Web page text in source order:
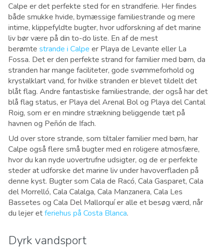
Calpe er det perfekte sted for en strandferie. Her findes
både smukke hvide, bymæssige familiestrande og mere
intime, klippefyldte bugter, hvor udforskning af det marine
liv bør være på din to-do liste. En af de mest
berømte strande i Calpe er Playa de Levante eller La
Fossa. Det er den perfekte strand for familier med børn, da
stranden har mange faciliteter, gode svømmeforhold og
krystalklart vand, for hvilke stranden er blevet tildelt det
blåt flag. Andre fantastiske familiestrande, der også har det
blå flag status, er Playa del Arenal Bol og Playa del Cantal
Roig, som er en mindre strækning beliggende tæt på
havnen og Peñón de Ifach.
Ud over store strande, som tiltaler familier med børn, har
Calpe også flere små bugter med en roligere atmosfære,
hvor du kan nyde uovertrufne udsigter, og de er perfekte
steder at udforske det marine liv under havoverfladen på
denne kyst. Bugter som Cala de Racó, Cala Gasparet, Cala
del Morrelló, Cala Calalga, Cala Manzanera, Cala Les
Bassetes og Cala Del Mallorquí er alle et besøg værd, når
du lejer etferiehus på Costa Blanca.
Dyrk vandsport